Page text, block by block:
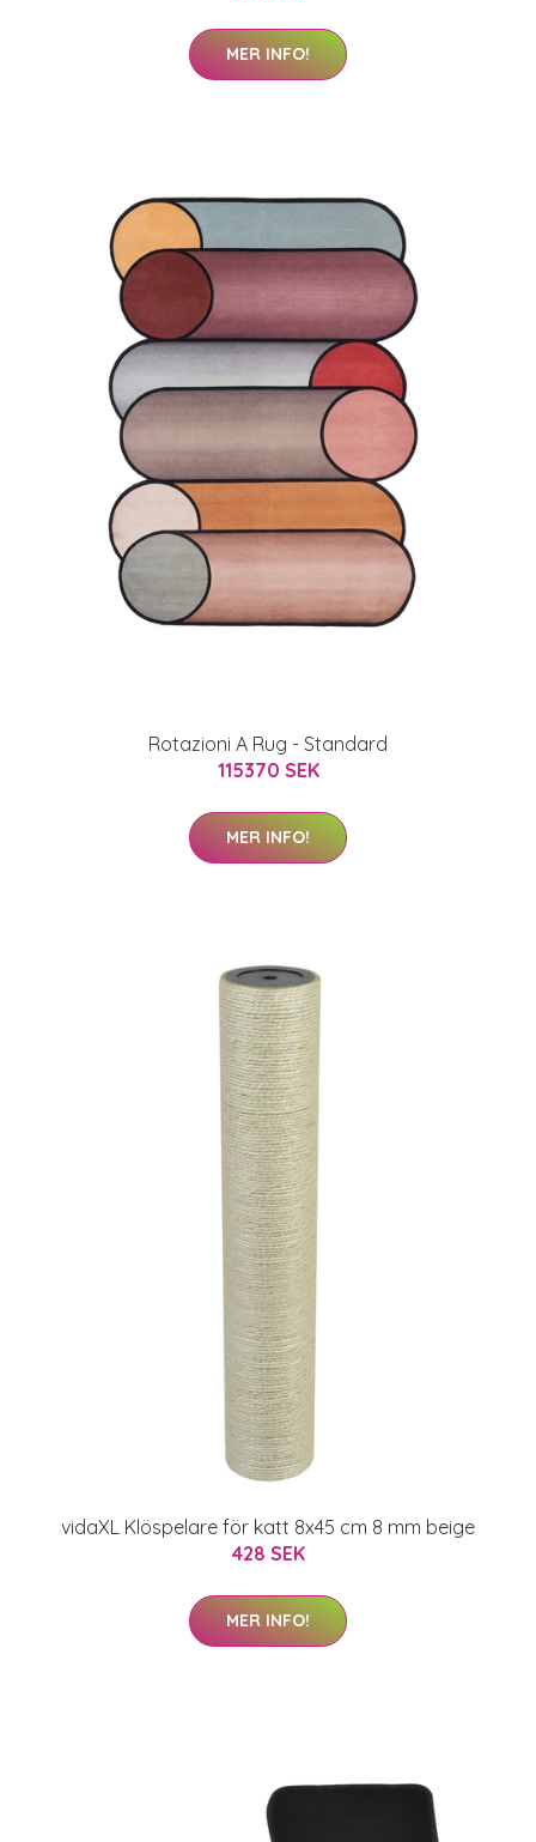
MER INFO!
Rotazioni A Rug - Standard
115370 SEK
MER INFO!
vidaXL Klöspelare för katt 8x45 cm 8 mm beige
428 SEK
MER INFO!